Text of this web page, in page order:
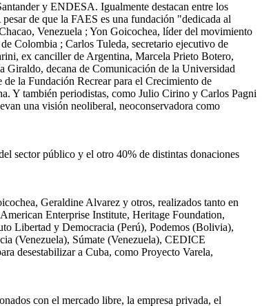
y ENDESA. Igualmente destacan entre los
de que la FAES es una fundación "dedicada al
Venezuela ; Yon Goicochea, líder del movimiento
Colombia ; Carlos Tuleda, secretario ejecutivo de
ex canciller de Argentina, Marcela Prieto Botero,
decana de Comunicación de la Universidad
la Fundación Recrear para el Crecimiento de
Y también periodistas, como Julio Cirino y Carlos Pagni
una visión neoliberal, neoconservadora como
sector público y el otro 40% de distintas donaciones
Geraldine Alvarez y otros, realizados tanto en
Enterprise Institute, Heritage Foundation,
Libertad y Democracia (Perú), Podemos (Bolivia),
(Venezuela), Súmate (Venezuela), CEDICE
desestabilizar a Cuba, como Proyecto Varela,
con el mercado libre, la empresa privada, el